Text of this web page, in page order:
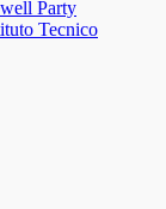
Party
Tecnico